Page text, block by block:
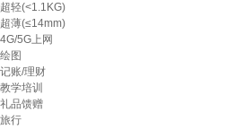
超轻(<1.1KG)
超薄(≤14mm)
4G/5G上网
绘图
记账/理财
教学培训
礼品馈赠
旅行